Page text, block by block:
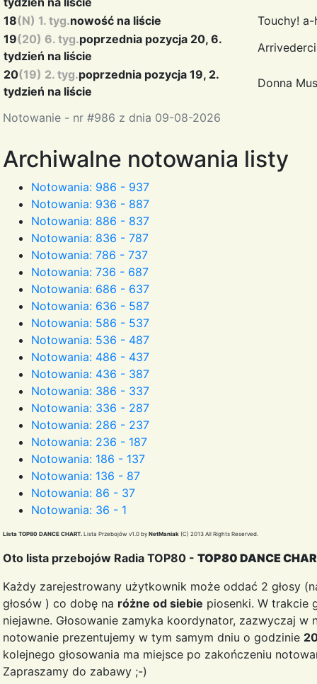
Notowanie - nr #986 z dnia 09-08-2026
18(N) 1. tyg.nowość na liście Touchy! a-
19(20) 6. tyg.poprzednia pozycja 20, 6.
tydzień na liście
20(19) 2. tyg.poprzednia pozycja 19, 2.
tydzień na liście
Donna
Archiwalne notowania listy
Notowania: 986 - 937
Notowania: 936 - 887
Notowania: 886 - 837
Notowania: 836 - 787
Notowania: 786 - 737
Notowania: 736 - 687
Notowania: 686 - 637
Notowania: 636 - 587
Notowania: 586 - 537
Notowania: 536 - 487
Notowania: 486 - 437
Notowania: 436 - 387
Notowania: 386 - 337
Notowania: 336 - 287
Notowania: 286 - 237
Notowania: 236 - 187
Notowania: 186 - 137
Notowania: 136 - 87
Notowania: 86 - 37
Notowania: 36 - 1
Lista TOP80 DANCE CHART. Lista Przebojów v1.0 by NetManiak (C) 2013 All Rights Reserved.
Oto lista przebojów Radia TOP80 - TOP80 DANCE
Każdy zarejestrowany użytkownik może oddać 2 głosy
głosów ) co dobę na różne od siebie piosenki. W trakcie
niejawne. Głosowanie zamyka koordynator, zazwyczaj
notowanie prezentujemy w tym samym dniu o godzinie
kolejnego głosowania ma miejsce po zakończeniu
Zapraszamy do zabawy ;-)